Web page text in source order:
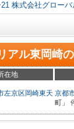
株式会社グロー
アル東岡崎
在地
左京区 岡崎東天 京都
町」